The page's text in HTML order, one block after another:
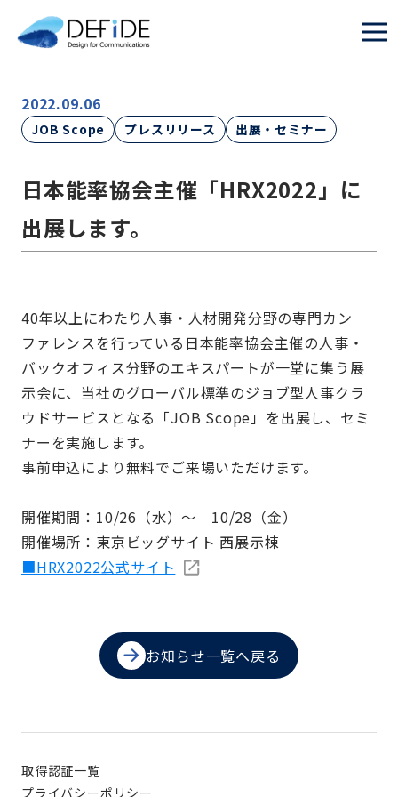
2022.09.06
JOB Scope プレスリリース 出展・セミナー
日本能率協会主催「HRX2022」に
出展します。
40年以上にわたり人事・人材開発分野の専門カン
ファレンスを行っている日本能率協会主催の人事・
バックオフィス分野のエキスパートが一堂に集う展
示会に、当社のグローバル標準のジョブ型人事クラ
ウドサービスとなる「JOB Scope」を出展し、セミ
ナーを実施します。
事前申込により無料でご来場いただけます。
開催期間：10/26（水）～ 10/28（金）
開催場所：東京ビッグサイト 西展示棟
■HRX2022公式サイト
お知らせ一覧へ戻る
取得認証一覧
プライバシーポリシー